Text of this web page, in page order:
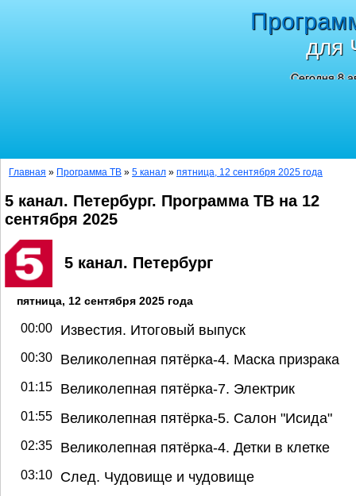
для
Сегодня 8
Главная » Программа ТВ » 5 канал » пятница, 12 сентября 2025 года
5 канал. Петербург. Программа ТВ на 12
сентября 2025
5 канал. Петербург
пятница, 12 сентября 2025 года
00:00 Известия. Итоговый выпуск
00:30 Великолепная пятёрка-4. Маска призрака
01:15 Великолепная пятёрка-7. Электрик
01:55 Великолепная пятёрка-5. Салон "Исида"
02:35 Великолепная пятёрка-4. Детки в клетке
03:10 След. Чудовище и чудовище